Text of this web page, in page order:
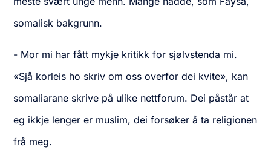
somalisk bakgrunn.
- Mor mi har fått mykje kritikk for sjølvstenda mi.
«Sjå korleis ho skriv om oss overfor dei kvite», kan
somaliarane skrive på ulike nettforum. Dei påstår at
eg ikkje lenger er muslim, dei forsøker å ta religionen
frå meg.